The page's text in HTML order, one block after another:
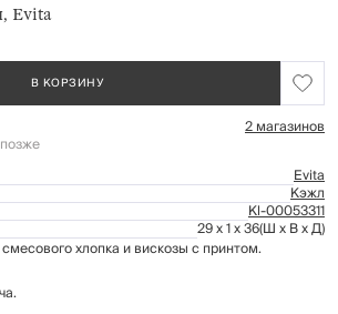
Evita
В КОРЗИНУ
2 магазинов
Evita
Кэжл
Kl-00053311
29 x 1 x 36(Ш x В x Д)
хлопка и вискозы с принтом.